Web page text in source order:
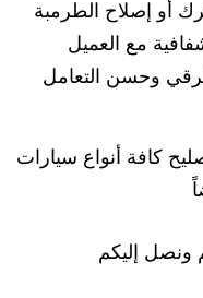
أو إصلاح الطرمبة
مع العميل
وحسن التعامل
كافة أنواع سيارات
ونصل إليكم